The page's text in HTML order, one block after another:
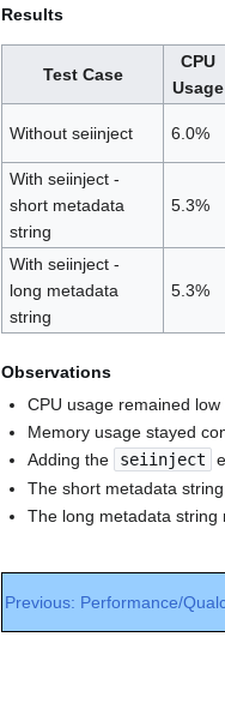
Results
Test Case
CPU
Usage
Without seiinject 6.0%
With seiinject -
short metadata
string
5.3%
With seiinject -
long metadata
string
5.3%
Observations
CPU usage remained
Memory usage stayed
Adding the
seiinject
The short metadata
The long metadata string
Previous: Performance/